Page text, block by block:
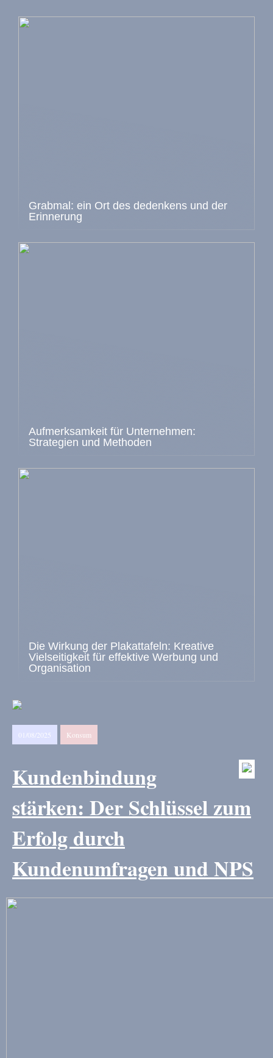
Grabmal: ein Ort des dedenkens und der
Erinnerung
Aufmerksamkeit für Unternehmen:
Strategien und Methoden
Die Wirkung der Plakattafeln: Kreative
Vielseitigkeit für effektive Werbung und
Organisation
01/08/2025 Konsum
Kundenbindung
stärken: Der Schlüssel zum
Erfolg durch
Kundenumfragen und NPS